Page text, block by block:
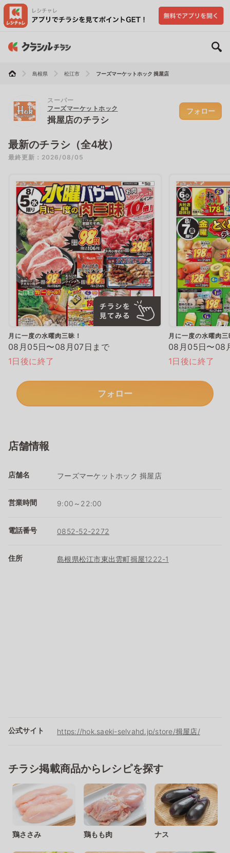
島根県 松江市 フーズマーケットホック 揖屋店
スーパー
フーズマーケットホック
揖屋店のチラシ
フォロー
最新のチラシ（全4枚）
最終更新：2026/08/05
月に一度の水曜肉三昧！
08月05日〜08月07日まで
1日後に終了
月に一度の水曜肉
08月05日〜08
1日後に終了
フォロー
店舗情報
店舗名 フーズマーケットホック 揖屋店
営業時間 9:00～22:00
電話番号 0852-52-2272
住所 島根県松江市東出雲町揖屋1222-1
公式サイト https://hok.saeki-selvahd.jp/store/揖屋店/
チラシ掲載商品からレシピを探す
鶏ささみ 鶏もも肉 ナス